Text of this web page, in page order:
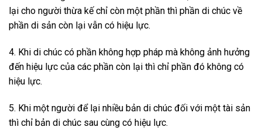
lại cho người thừa kế chỉ còn một phần thì phần di chúc về
phần di sản còn lại vẫn có hiệu lực.
4. Khi di chúc có phần không hợp pháp mà không ảnh hưởng
đến hiệu lực của các phần còn lại thì chỉ phần đó không có
hiệu lực.
5. Khi một người để lại nhiều bản di chúc đối với một tài sản
thì chỉ bản di chúc sau cùng có hiệu lực.